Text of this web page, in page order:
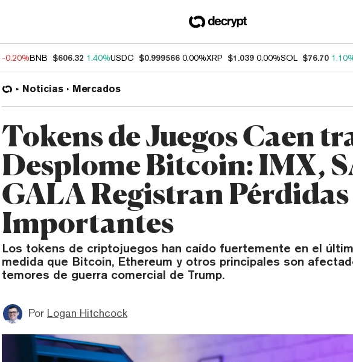
-0.20%BNB $606.32 1.40%USDC $0.999566 0.00%XRP $1.039 0.00%SOL $76.70
Noticias Mercados
Tokens de Juegos Caen
Desplome Bitcoin: IMX,
GALA Registran Pérdidas
Importantes
Los tokens de criptojuegos han caído fuertemente en el
medida que Bitcoin, Ethereum y otros principales son
temores de guerra comercial de Trump.
Por Logan Hitchcock